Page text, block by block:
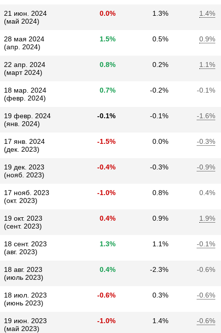
21 июн. 2024
(май 2024)
0.0% 1.3% 1.4%
28 мая 2024
(апр. 2024)
1.5% 0.5% 0.9%
22 апр. 2024
(март 2024)
0.8% 0.2% 1.1%
18 мар. 2024
(февр. 2024)
0.7% -0.2% -0.1%
19 февр. 2024
(янв. 2024)
-0.1% -0.1% -1.6%
17 янв. 2024
(дек. 2023)
-1.5% 0.0% -0.3%
19 дек. 2023
(нояб. 2023)
-0.4% -0.3% -0.9%
17 нояб. 2023
(окт. 2023)
-1.0% 0.8% 0.4%
19 окт. 2023
(сент. 2023)
0.4% 0.9% 1.9%
18 сент. 2023
(авг. 2023)
1.3% 1.1% -0.1%
18 авг. 2023
(июль 2023)
0.4% -2.3% -0.6%
18 июл. 2023
(июнь 2023)
-0.6% 0.3% -0.6%
19 июн. 2023
(май 2023)
-1.0% 1.4% -0.6%